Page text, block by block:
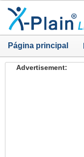
Página principal
Advertisement: